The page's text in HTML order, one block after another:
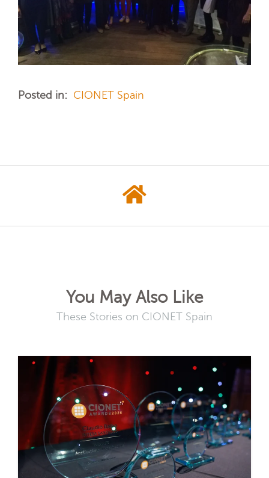
Posted in: CIONET Spain
You May Also Like
These Stories on CIONET Spain